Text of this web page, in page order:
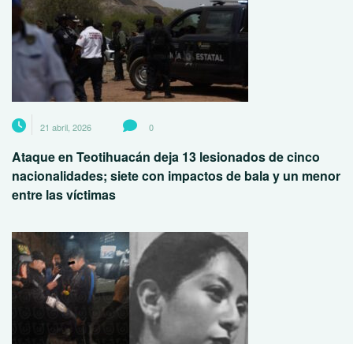
21 abril, 2026 0
Ataque en Teotihuacán deja 13 lesionados de cinco
nacionalidades; siete con impactos de bala y un menor
entre las víctimas